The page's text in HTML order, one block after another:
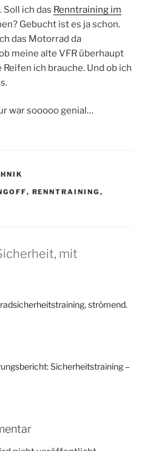
Soll ich das Renntraining im
Gebucht ist es ja schon.
das Motorrad da
meine alte VFR überhaupt
ich brauche. Und ob ich
war sooooo genial…
, RENNTRAINING ,
mit
strömend.
Sicherheitstraining –